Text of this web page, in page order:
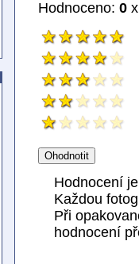
Hodnoceno: 0 x
Hodnocení
Každou
Při
hodnocení